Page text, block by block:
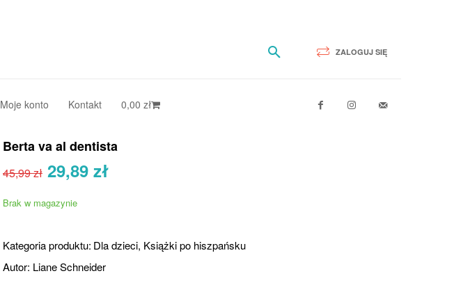
ZALOGUJ SIĘ
Moje konto Kontakt 0,00 zł
Berta va al dentista
45,99zł Pierwotna
cena
wynosiła:
45,99 zł.
29,89 złAktualna
Brak w magazynie
Kategoria produktu: Dla dzieci, Książki po hiszpańsku
Autor: Liane Schneider